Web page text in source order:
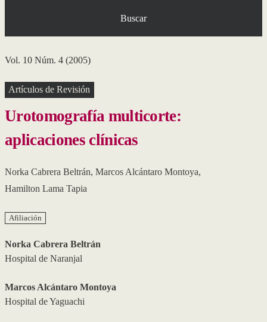
Buscar
Vol. 10 Núm. 4 (2005)
Artículos de Revisión
Urotomografía multicorte:
aplicaciones clínicas
Norka Cabrera Beltrán, Marcos Alcántaro Montoya,
Hamilton Lama Tapia
Afiliación
Norka Cabrera Beltrán
Hospital de Naranjal
Marcos Alcántaro Montoya
Hospital de Yaguachi